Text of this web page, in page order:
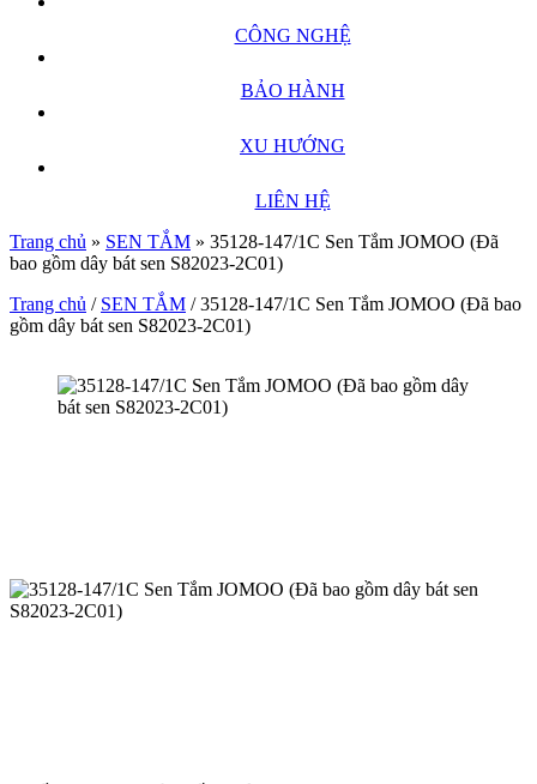
CÔNG NGHỆ
BẢO HÀNH
XU HƯỚNG
LIÊN HỆ
Trang chủ » SEN TẮM » 35128-147/1C Sen Tắm JOMOO (Đã
bao gồm dây bát sen S82023-2C01)
Trang chủ / SEN TẮM / 35128-147/1C Sen Tắm JOMOO (Đã bao
gồm dây bát sen S82023-2C01)